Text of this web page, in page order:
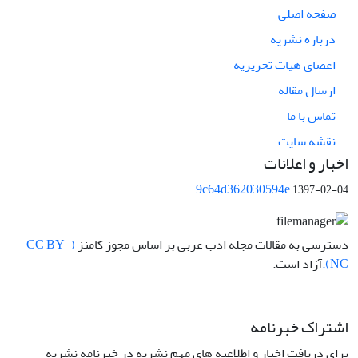
صفحه اصلی
درباره نشریه
اعضای هیات تحریریه
ارسال مقاله
تماس با ما
نقشه سایت
اخبار و اعلانات
9c64d362030594e1397-02-04
دسترسی به مقالات مجله ادب عربی بر اساس مجوز کامنز (CC BY-
NC). آزاد است.
اشتراک خبرنامه